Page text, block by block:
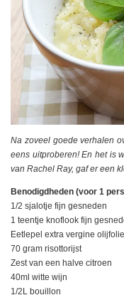
Na zoveel goede verhalen
eens uitproberen! En het is
van Rachel Ray, gaf er een
Benodigdheden (voor 1
1/2 sjalotje fijn gesneden
1 teentje knoflook fijn
Eetlepel extra vergine olijfolie
70 gram risottorijst
Zest van een halve citroen
40ml witte wijn
1/2L bouillon